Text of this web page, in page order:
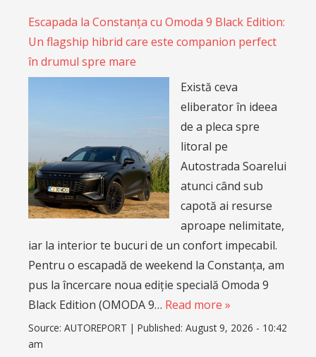
Escapada la Constanța cu Omoda 9 Black Edition:
Un flagship hibrid care este companion perfect
în drumul spre mare
Există ceva
eliberator în ideea
de a pleca spre
litoral pe
Autostrada Soarelui
atunci când sub
capotă ai resurse
aproape nelimitate,
iar la interior te bucuri de un confort impecabil.
Pentru o escapadă de weekend la Constanța, am
pus la încercare noua ediție specială Omoda 9
Black Edition (OMODA 9… Read more »
Source: AUTOREPORT | Published: August 9, 2026 - 10:42
am